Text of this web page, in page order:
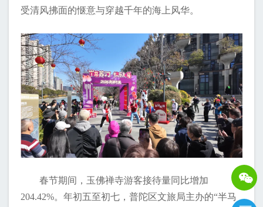
受清风拂面的惬意与穿越千年的海上风华。
春节期间，玉佛禅寺游客接待量同比增加
204.42%。年初五至初七，普陀区文旅局主办的“半马